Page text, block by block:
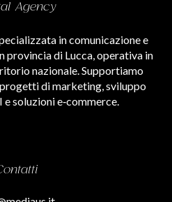
Agency
in comunicazione e
provincia di Lucca, operativa in
nazionale. Supportiamo
di marketing, sviluppo
soluzioni e‑commerce.